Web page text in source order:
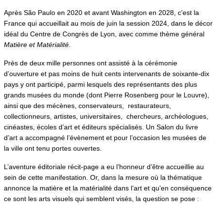
Après São Paulo en 2020 et avant Washington en 2028, c’est la
France qui accueillait au mois de juin la session 2024, dans le décor
idéal du Centre de Congrès de Lyon, avec comme thème général
Matière et Matérialité
Près de deux mille personnes ont assisté à la cérémonie
d’ouverture et pas moins de huit cents intervenants de soixante-dix
pays y ont participé, parmi lesquels des représentants des plus
grands musées du monde (dont Pierre Rosenberg pour le Louvre),
ainsi que des mécènes, conservateurs, restaurateurs,
collectionneurs, artistes, universitaires, chercheurs, archéologues,
cinéastes, écoles d’art et éditeurs spécialisés. Un Salon du livre
d’art a accompagné l’évènement et pour l’occasion les musées de
la ville ont tenu portes ouvertes.
L’aventure éditoriale récit-page a eu l’honneur d’être accueillie au
sein de cette manifestation. Or, dans la mesure où la thématique
annonce la matière et la matérialité dans l’art et qu’en conséquence
ce sont les arts visuels qui semblent visés, la question se pose :